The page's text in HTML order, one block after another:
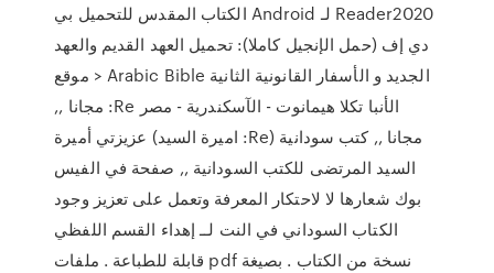
Reader2020 لـ Android الكتاب المقدس للتحميل بي
دي إف (حمل الإنجيل كاملا): تحميل العهد القديم والعهد
الجديد و الأسفار القانونية الثانية Arabic Bible < موقع
الأنبا تكلا هيمانوت - الآسكندرية - مصر Re: مجانا ,,
مجانا ,, كتب سودانية (Re: اميرة السيد) عزيزتي أميرة
السيد المرتضى للكتب السودانية ,, صفحة في الفيس
بوك شعارها لا لاحتكار المعرفة وتعمل على تعزيز وجود
الكتاب السوداني في النت لــ إهداء القسم اللفظي
نسخة من الكتاب . بصيغة pdf قابلة للطباعة . ملفات